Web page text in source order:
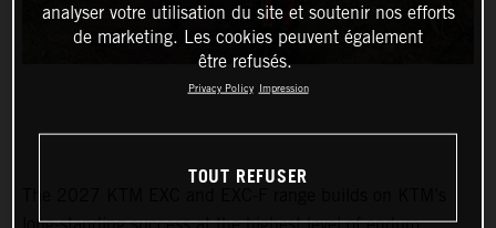
long-standing success at the highest level of enduro
analyser votre utilisation du site et soutenir nos efforts
de marketing. Les cookies peuvent également
être refusés.
Privacy Policy Impression
TOUT REFUSER